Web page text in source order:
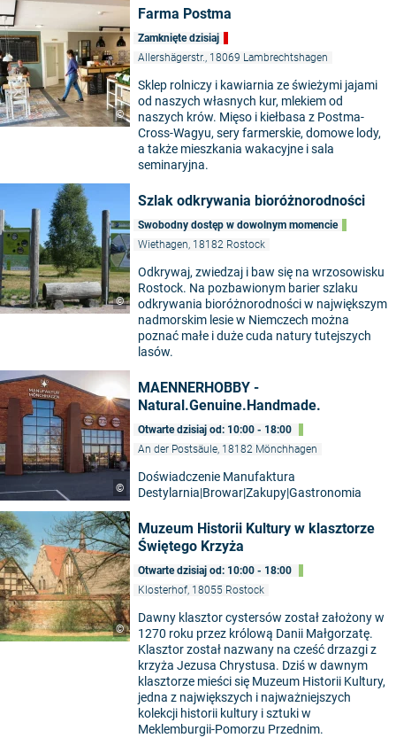
©
Farma Postma
Zamknięte dzisiaj
Allershägerstr., 18069 Lambrechtshagen
Sklep rolniczy i kawiarnia ze świeżymi jajami
od naszych własnych kur, mlekiem od
naszych krów. Mięso i kiełbasa z Postma-
Cross-Wagyu, sery farmerskie, domowe lody,
a także mieszkania wakacyjne i sala
seminaryjna.
©
Szlak odkrywania bioróżnorodności
Swobodny dostęp w dowolnym momencie
Wiethagen, 18182 Rostock
Odkrywaj, zwiedzaj i baw się na wrzosowisku
Rostock. Na pozbawionym barier szlaku
odkrywania bioróżnorodności w największym
nadmorskim lesie w Niemczech można
poznać małe i duże cuda natury tutejszych
lasów.
©
MAENNERHOBBY -
Natural.Genuine.Handmade.
Otwarte dzisiaj od: 10:00 - 18:00
An der Postsäule, 18182 Mönchhagen
Doświadczenie Manufaktura
Destylarnia|Browar|Zakupy|Gastronomia
©
Muzeum Historii Kultury w klasztorze
Świętego Krzyża
Otwarte dzisiaj od: 10:00 - 18:00
Klosterhof, 18055 Rostock
Dawny klasztor cystersów został założony w
1270 roku przez królową Danii Małgorzatę.
Klasztor został nazwany na cześć drzazgi z
krzyża Jezusa Chrystusa. Dziś w dawnym
klasztorze mieści się Muzeum Historii Kultury,
jedna z największych i najważniejszych
kolekcji historii kultury i sztuki w
Meklemburgii-Pomorzu Przednim.